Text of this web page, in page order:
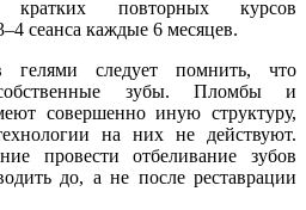
кратких повторных курсов
сеанса каждые 6 месяцев.
гелями следует помнить, что
зубы. Пломбы и
совершенно иную структуру,
на них не действуют.
провести отбеливание зубов
до, а не после реставрации